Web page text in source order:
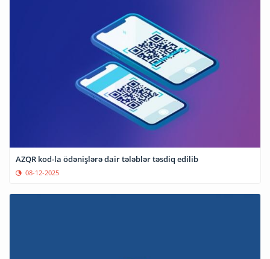
AZQR kod-la ödənişlərə dair tələblər təsdiq edilib
08-12-2025